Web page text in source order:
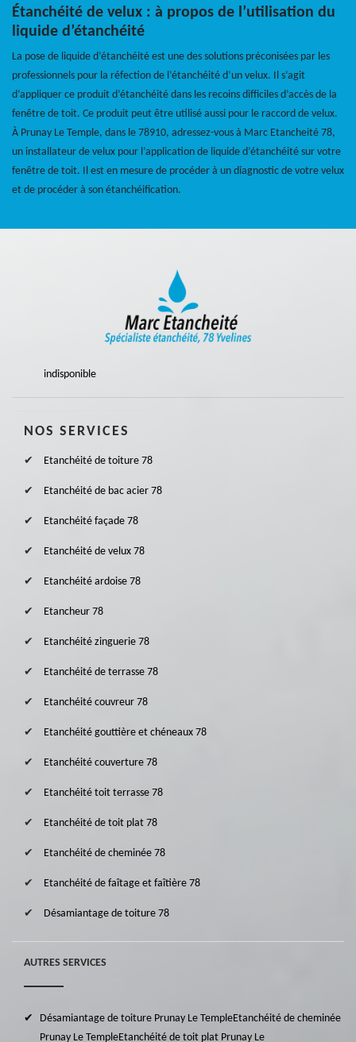
Étanchéité de velux : à propos de l’utilisation du
liquide d’étanchéité
La pose de liquide d’étanchéité est une des solutions préconisées par les
professionnels pour la réfection de l’étanchéité d’un velux. Il s’agit
d’appliquer ce produit d’étanchéité dans les recoins difficiles d’accès de la
fenêtre de toit. Ce produit peut être utilisé aussi pour le raccord de velux.
À Prunay Le Temple, dans le 78910, adressez-vous à Marc Etancheité 78,
un installateur de velux pour l’application de liquide d’étanchéité sur votre
fenêtre de toit. Il est en mesure de procéder à un diagnostic de votre velux
et de procéder à son étanchéification.
indisponible
NOS SERVICES
Etanchéité de toiture 78
Etanchéité de bac acier 78
Etanchéité façade 78
Etanchéité de velux 78
Etanchéité ardoise 78
Etancheur 78
Etanchéité zinguerie 78
Etanchéité de terrasse 78
Etanchéité couvreur 78
Etanchéité gouttière et chéneaux 78
Etanchéité couverture 78
Etanchéité toit terrasse 78
Etanchéité de toit plat 78
Etanchéité de cheminée 78
Etanchéité de faîtage et faîtière 78
Désamiantage de toiture 78
AUTRES SERVICES
Désamiantage de toiture Prunay Le TempleEtanchéité de cheminée
Prunay Le TempleEtanchéité de toit plat Prunay Le